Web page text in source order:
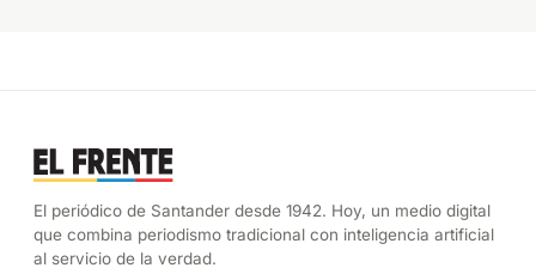
El periódico de Santander desde 1942. Hoy, un medio digital
que combina periodismo tradicional con inteligencia artificial
al servicio de la verdad.